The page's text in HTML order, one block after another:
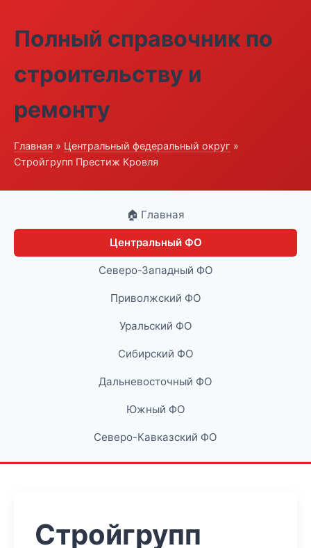
Полный справочник по
строительству и
ремонту
Главная » Центральный федеральный округ »
Стройгрупп Престиж Кровля
🏠 Главная
Центральный ФО
Северо-Западный ФО
Приволжский ФО
Уральский ФО
Сибирский ФО
Дальневосточный ФО
Южный ФО
Северо-Кавказский ФО
Стройгрупп